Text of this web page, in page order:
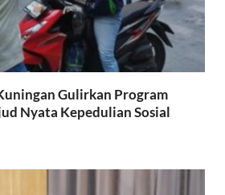
Gulirkan Program
Nyata Kepedulian Sosial